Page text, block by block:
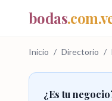
bodas
Inicio / Directorio /
¿Es tu